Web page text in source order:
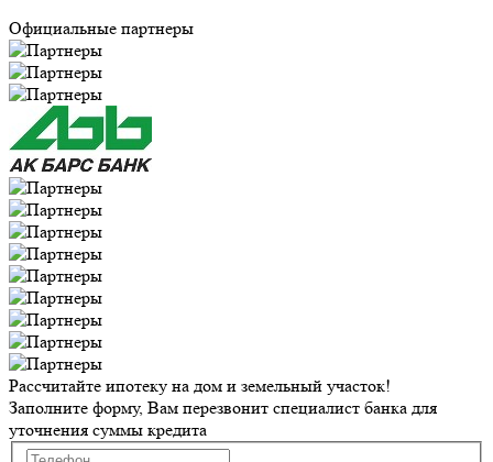
Официальные партнеры
Рассчитайте ипотеку на дом и земельный участок!
Заполните форму, Вам перезвонит специалист банка для
уточнения суммы кредита